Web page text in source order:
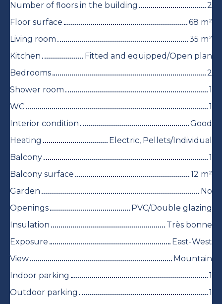
Number of floors in the building
2
Floor surface
68 m²
Living room
35 m²
Kitchen
Fitted and equipped/Open plan
Bedrooms
2
Shower room
1
WC
1
Interior condition
Good
Heating
Electric, Pellets/Individual
Balcony
1
Balcony surface
12 m²
Garden
No
Openings
PVC/Double glazing
Insulation
Très bonne
Exposure
East-West
View
Mountain
Indoor parking
1
Outdoor parking
1